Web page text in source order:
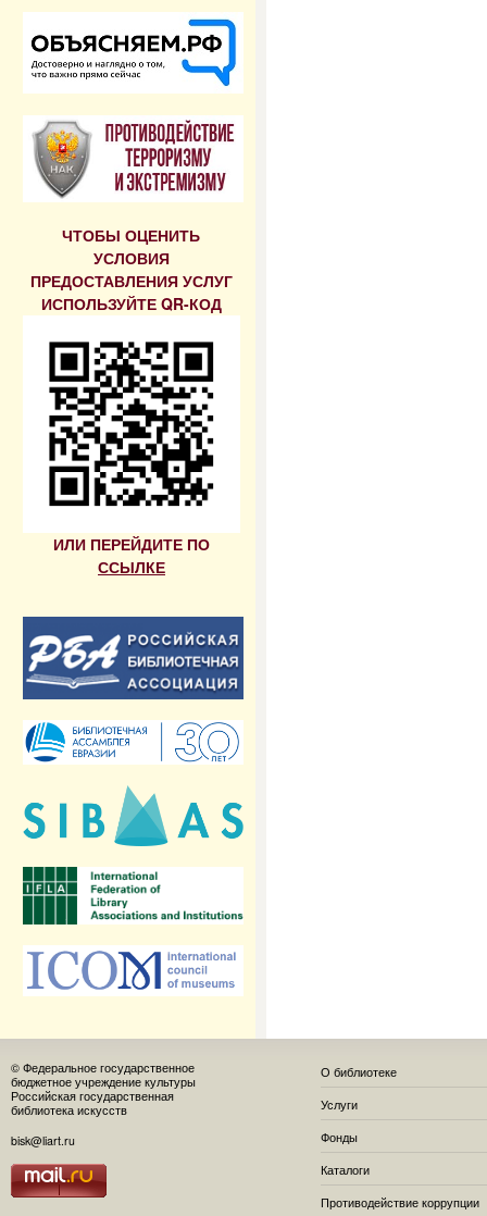
ЧТОБЫ ОЦЕНИТЬ
УСЛОВИЯ
ПРЕДОСТАВЛЕНИЯ УСЛУГ
ИСПОЛЬЗУЙТЕ QR-КОД
ИЛИ ПЕРЕЙДИТЕ ПО
ССЫЛКЕ
© Федеральное государственное
бюджетное учреждение культуры
Российская государственная
библиотека искусств
bisk@liart.ru
О библиотеке
Услуги
Фонды
Каталоги
Противодействие коррупции